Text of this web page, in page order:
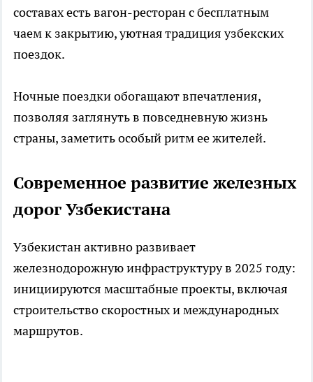
составах есть вагон-ресторан с бесплатным
чаем к закрытию, уютная традиция узбекских
поездок.
Ночные поездки обогащают впечатления,
позволяя заглянуть в повседневную жизнь
страны, заметить особый ритм ее жителей.
Современное развитие железных
дорог Узбекистана
Узбекистан активно развивает
железнодорожную инфраструктуру в 2025 году:
инициируются масштабные проекты, включая
строительство скоростных и международных
маршрутов.